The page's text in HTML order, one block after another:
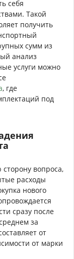
себя
Такой
получить
сумм из
анализ
услуги можно
, где
под
вопроса,
расходы
нового
сразу после
за
от
от марки